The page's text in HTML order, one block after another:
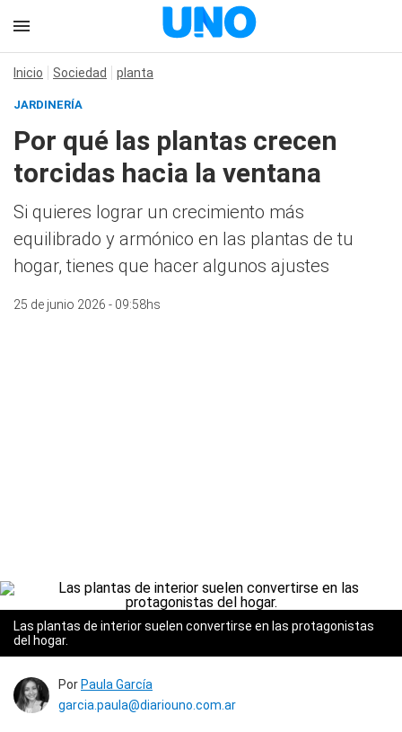
Inicio Sociedad planta
JARDINERÍA
Por qué las plantas crecen
torcidas hacia la ventana
Si quieres lograr un crecimiento más
equilibrado y armónico en las plantas de tu
hogar, tienes que hacer algunos ajustes
25 de junio 2026 - 09:58hs
Las plantas de interior suelen convertirse en las protagonistas
del hogar.
Por Paula García
garcia.paula@diariouno.com.ar